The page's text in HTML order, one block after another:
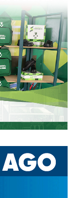
Bolsa Mexicana
aliado en otras
para construir
),cuando
de El
de
en Aquos, por
y acabó
de cuatro de
de rescindir o
haber
pese a 350 mil